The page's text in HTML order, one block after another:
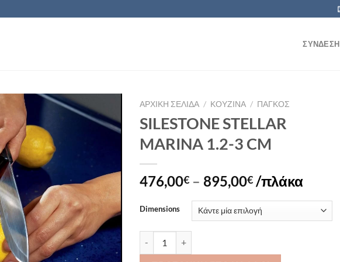
ΣΎΝΔΕΣΗ
Πρόσθήκη
ΑΡΧΙΚΉ ΣΕΛΊΔΑ / ΚΟΥΖΙΝΑ / ΠΑΓΚΟΣ
SILESTONE STELLAR
MARINA 1.2-3 CM
476,00€ – 895,00€ /πλάκα
Dimensions